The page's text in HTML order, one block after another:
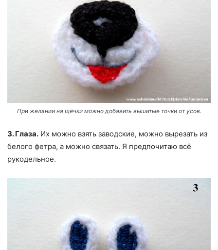
При желании на щёчки можно добавить вышитые точки от усов.
3. Глаза. Их можно взять заводские, можно вырезать из
белого фетра, а можно связать. Я предпочитаю всё
рукодельное.